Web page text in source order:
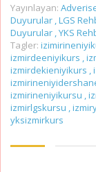
Yayınlayan:
Duyurular ,LGS
Duyurular ,YKS
Tagler:
izmirdeeniyikurs ,
izmirdekieniyikurs ,
izmirineniyikursu ,
izmirlgskursu ,
yksizmirkurs